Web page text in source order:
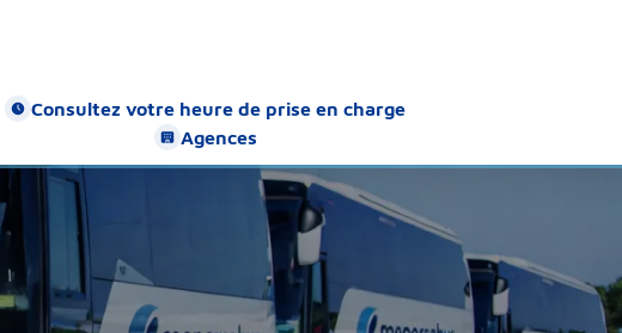
Consultez votre heure de prise en charge
Agences